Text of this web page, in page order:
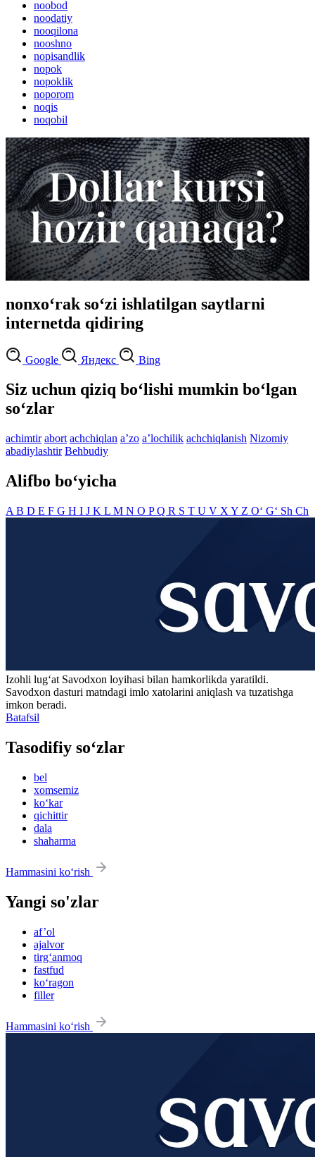
noobod
noodatiy
nooqilona
nooshno
nopisandlik
nopok
nopoklik
noporom
noqis
noqobil
nonxo‘rak so‘zi ishlatilgan saytlarni
internetda qidiring
Google Яндекс Bing
Siz uchun qiziq bo‘lishi mumkin bo‘lgan
so‘zlar
achimtir abort achchiqlan aʼzo aʼlochilik achchiqlanish Nizomiy
abadiylashtir Behbudiy
Alifbo bo‘yicha
A B D E F G H I J K L M N O PQ R S T U V X Y Z O‘ G‘ Sh Ch
Izohli lugʻat Savodxon loyihasi bilan hamkorlikda yaratildi.
Savodxon dasturi matndagi imlo xatolarini aniqlash va tuzatishga
imkon beradi.
Batafsil
Tasodifiy so‘zlar
bel
xomsemiz
ko‘kar
qichittir
dala
shaharma
Hammasini ko‘rish
Yangi so'zlar
af’ol
ajalvor
tirg‘anmoq
fastfud
ko‘ragon
filler
Hammasini ko‘rish